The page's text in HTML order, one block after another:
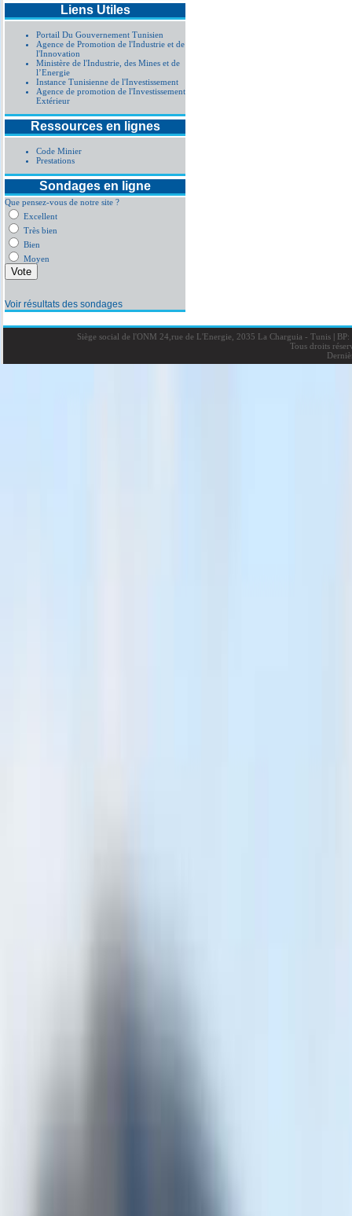
Liens Utiles
Portail Du Gouvernement Tunisien
Agence de Promotion de l'Industrie et de
l'Innovation
Ministère de l'Industrie, des Mines et de
l’Energie
Instance Tunisienne de l'Investissement
Agence de promotion de l'Investissement
Extérieur
Ressources en lignes
Code Minier
Prestations
Sondages en ligne
Que pensez-vous de notre site ?
Excellent
Très bien
Bien
Moyen
Voir résultats des sondages
Siège social de l'ONM 24,rue de L'Energie, 2035 La Charguia - Tunis |BP:
Tous droits